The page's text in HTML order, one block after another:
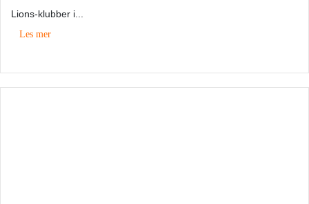
Lions-klubber i...
Les mer